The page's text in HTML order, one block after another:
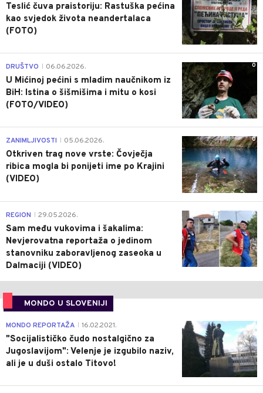
Teslić čuva praistoriju: Rastuška pećina
kao svjedok života neandertalaca
(FOTO)
0
DRUŠTVO 06.06.2026.
U Mićinoj pećini s mladim naučnikom iz
BiH: Istina o šišmišima i mitu o kosi
(FOTO/VIDEO)
0
ZANIMLJIVOSTI 05.06.2026.
Otkriven trag nove vrste: Čovječja
ribica mogla bi ponijeti ime po Krajini
(VIDEO)
0
REGION 29.05.2026.
Sam među vukovima i šakalima:
Nevjerovatna reportaža o jedinom
stanovniku zaboravljenog zaseoka u
Dalmaciji (VIDEO)
MONDO U SLOVENIJI
4
MONDO REPORTAŽA 16.02.2021.
"Socijalističko čudo nostalgično za
Jugoslavijom": Velenje je izgubilo naziv,
ali je u duši ostalo Titovo!